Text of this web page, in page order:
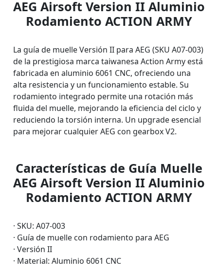
AEG Airsoft Version II Aluminio
Rodamiento ACTION ARMY
La guía de muelle Versión II para AEG (SKU A07-003)
de la prestigiosa marca taiwanesa Action Army está
fabricada en aluminio 6061 CNC, ofreciendo una
alta resistencia y un funcionamiento estable. Su
rodamiento integrado permite una rotación más
fluida del muelle, mejorando la eficiencia del ciclo y
reduciendo la torsión interna. Un upgrade esencial
para mejorar cualquier AEG con gearbox V2.
Características de Guía Muelle
AEG Airsoft Version II Aluminio
Rodamiento ACTION ARMY
· SKU: A07-003
· Guía de muelle con rodamiento para AEG
· Versión II
· Material: Aluminio 6061 CNC